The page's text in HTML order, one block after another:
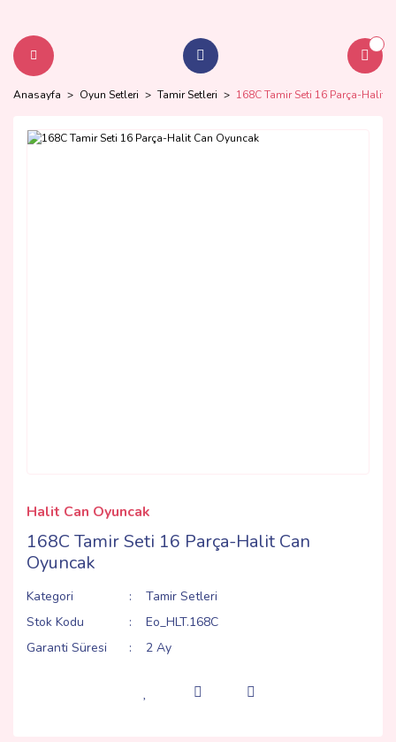
Anasayfa Oyun Setleri Tamir Setleri 168C Tamir Seti 16 Parça-Halit
Halit Can Oyuncak
168C Tamir Seti 16 Parça-Halit Can
Oyuncak
Kategori
Tamir Setleri
Stok Kodu
Eo_HLT.168C
Garanti Süresi
2 Ay